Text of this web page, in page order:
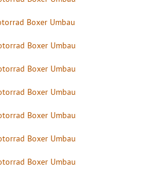
Boxer Umbau
Boxer Umbau
Boxer Umbau
Boxer Umbau
Boxer Umbau
Boxer Umbau
Boxer Umbau